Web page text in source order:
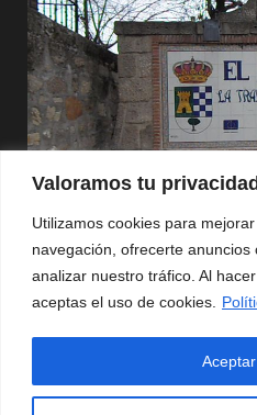
Valoramos tu
Utilizamos cookies para
navegación, ofrecerte
analizar nuestro tráfico. Al
aceptas el uso de cookies.
Política
Política